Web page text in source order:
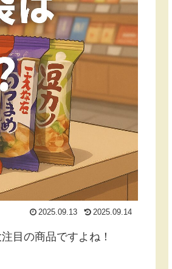
2025.09.13 2025.09.14
目の商品ですよね！